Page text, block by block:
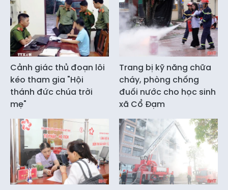
Cảnh giác thủ đoạn lôi
kéo tham gia "Hội
thánh đức chúa trời
mẹ"
Trang bị kỹ năng chữa
cháy, phòng chống
đuối nước cho học sinh
xã Cổ Đạm